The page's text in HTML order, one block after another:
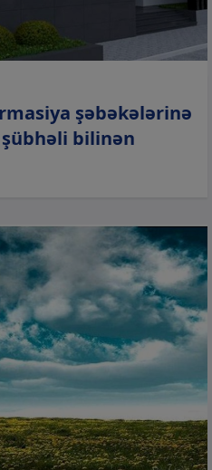
şəbəkələrinə
bilinən